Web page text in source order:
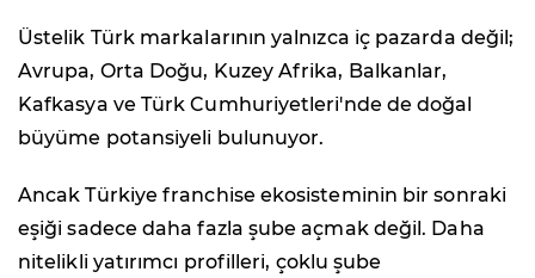
Üstelik Türk markalarının yalnızca iç pazarda değil;
Avrupa, Orta Doğu, Kuzey Afrika, Balkanlar,
Kafkasya ve Türk Cumhuriyetleri'nde de doğal
büyüme potansiyeli bulunuyor.
Ancak Türkiye franchise ekosisteminin bir sonraki
eşiği sadece daha fazla şube açmak değil. Daha
nitelikli yatırımcı profilleri, çoklu şube